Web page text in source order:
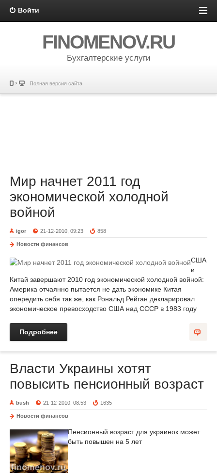
Войти
FINOMENOV.RU
Бухгалтерские услуги
Полная версия сайта
Мир начнет 2011 год
экономической холодной
войной
igor 21-12-2010, 09:23 858
Новости финансов
США
и
Китай завершают 2010 год экономической холодной войной:
Америка отчаянно пытается не дать экономике Китая
опередить себя так же, как Рональд Рейган декларировал
экономическое превосходство США над СССР в 1983 году
Подробнее
Власти Украины хотят
повысить пенсионный возраст
bush 21-12-2010, 08:53 1635
Новости финансов
Пенсионный возраст для украинок может
быть повышен на 5 лет